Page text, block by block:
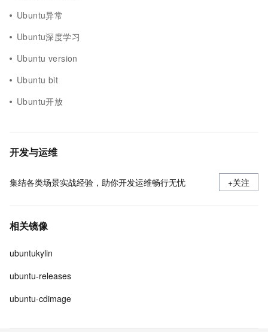
Ubuntu异常
Ubuntu深度学习
Ubuntu version
Ubuntu bit
Ubuntu开放
开发与运维
集结各类场景实战经验，助你开发运维畅行无忧 +关注
相关镜像
ubuntukylin
ubuntu-releases
ubuntu-cdimage